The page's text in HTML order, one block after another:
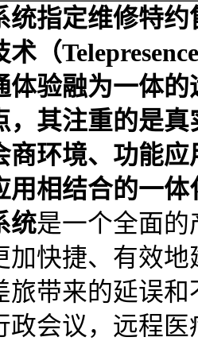
统指定维修特
术（
体验融为一体
，其注重的是
商环境、功能
用相结合的一
统是一个全面
加快捷、有效
旅带来的延误
政会议，远程